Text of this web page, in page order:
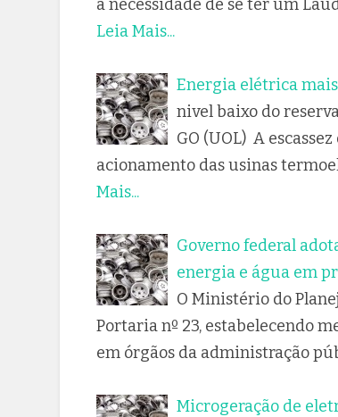
a necessidade de se ter um
Leia Mais...
Energia elétrica mais
nivel baixo do
GO (UOL) A
acionamento das usinas
Mais...
Governo federal
energia e água em
O Ministério do
Portaria nº 23, estabelecendo
em órgãos da administração
Microgeração de